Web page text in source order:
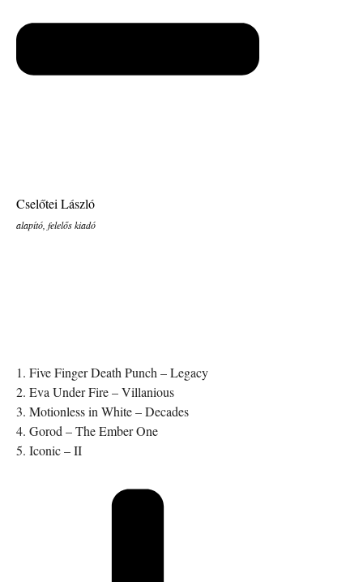
Cselőtei László
alapító, felelős kiadó
1. Five Finger Death Punch – Legacy
2. Eva Under Fire – Villanious
3. Motionless in White – Decades
4. Gorod – The Ember One
5. Iconic – II